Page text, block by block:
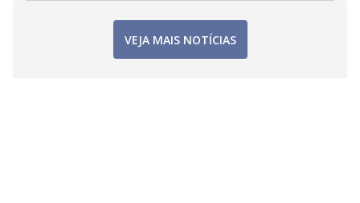
VEJA MAIS NOTÍCIAS